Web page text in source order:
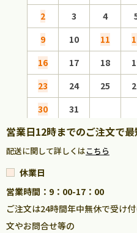
2
3 4
9
10 11
16
17 18
23
24 25
30
31
営業日12時までのご注文で最
配送に関して詳しくはこちら
休業日
営業時間：9：00-17：00
ご注文は24時間年中無休で受け
文やお問合せ等の